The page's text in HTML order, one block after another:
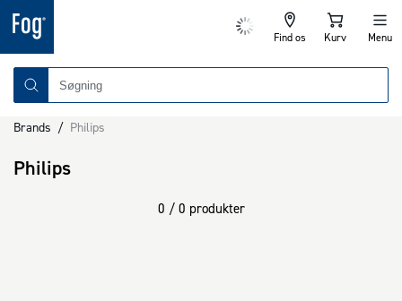
Find os Kurv Menu
Brands / Philips
Philips
0 / 0 produkter